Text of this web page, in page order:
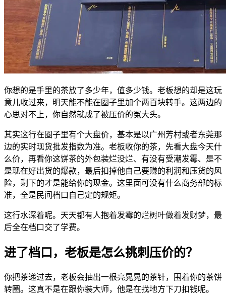
你想的是手里的茶放了多少年，值多少钱。老板想的却是这玩
意儿收过来，明天能不能在圈子里加个两百块转手。这两边的
心思对不上，你自然就成了被压价的冤大头。
其实这行在圈子里有个大盘价，基本是以广州芳村或者东莞那
边的实时现货批发指数为准。老板收你的茶，先看大盘今天什
么价，再看你这饼茶的外包装烂没烂、有没有受潮发霉、是不
是现在好出货的爆款，最后扣掉他自己要赚的利润和压货的风
险，剩下的才是能给你的现金。这里面可没有什么商务部的标
准，全是民间档口自己定的规矩。
这行水深着呢。天天都有人抱着发霉的烂树叶做着发财梦，最
后全在档口交了学费。
进了档口，老板是怎么挑刺压价的？
你把茶递过去，老板会抽出一根亮晃晃的茶针，围着你的茶饼
转圈。这真不是在跟你装大师，他是在找地方下刀扣钱呢。